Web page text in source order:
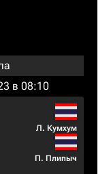
в 08:10
Л. Кумхум
П. Плипыч